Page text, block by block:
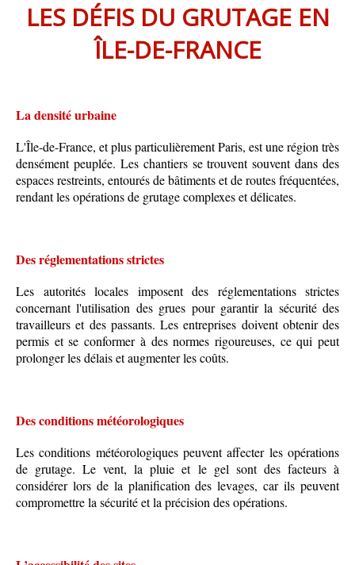
LES DÉFIS DU GRUTAGE EN
ÎLE-DE-FRANCE
La densité urbaine
L'Île-de-France, et plus particulièrement Paris, est une région très
densément peuplée. Les chantiers se trouvent souvent dans des
espaces restreints, entourés de bâtiments et de routes fréquentées,
rendant les opérations de grutage complexes et délicates.
Des réglementations strictes
Les autorités locales imposent des réglementations strictes
concernant l'utilisation des grues pour garantir la sécurité des
travailleurs et des passants. Les entreprises doivent obtenir des
permis et se conformer à des normes rigoureuses, ce qui peut
prolonger les délais et augmenter les coûts.
Des conditions météorologiques
Les conditions météorologiques peuvent affecter les opérations
de grutage. Le vent, la pluie et le gel sont des facteurs à
considérer lors de la planification des levages, car ils peuvent
compromettre la sécurité et la précision des opérations.